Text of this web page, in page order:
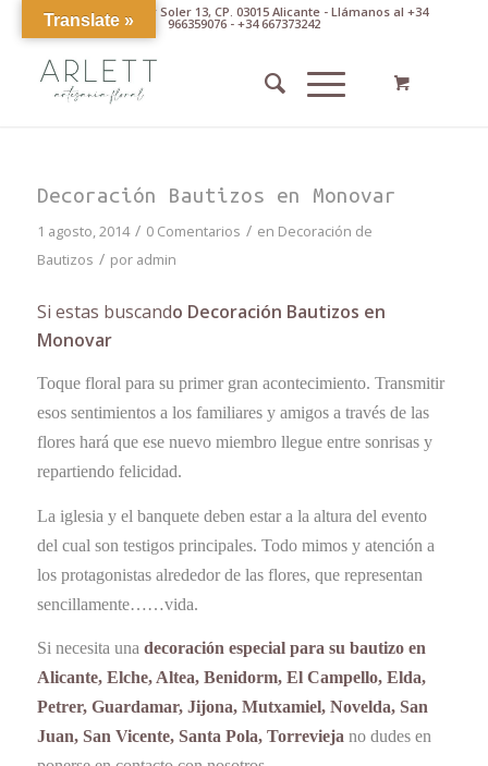
Av. Pintor Xavier Soler 13, CP. 03015 Alicante - Llámanos al +34
966359076 - +34 667373242
Decoración Bautizos en Monovar
1 agosto, 2014 / 0 Comentarios / en Decoración de
Bautizos / por admin
Si estas buscando Decoración Bautizos en
Monovar
Toque floral para su primer gran acontecimiento. Transmitir
esos sentimientos a los familiares y amigos a través de las
flores hará que ese nuevo miembro llegue entre sonrisas y
repartiendo felicidad.
La iglesia y el banquete deben estar a la altura del evento
del cual son testigos principales. Todo mimos y atención a
los protagonistas alrededor de las flores, que representan
sencillamente……vida.
Si necesita una decoración especial para su bautizo en
Alicante, Elche, Altea, Benidorm, El Campello, Elda,
Petrer, Guardamar, Jijona, Mutxamiel, Novelda, San
Juan, San Vicente, Santa Pola, Torrevieja no dudes en
Translate »